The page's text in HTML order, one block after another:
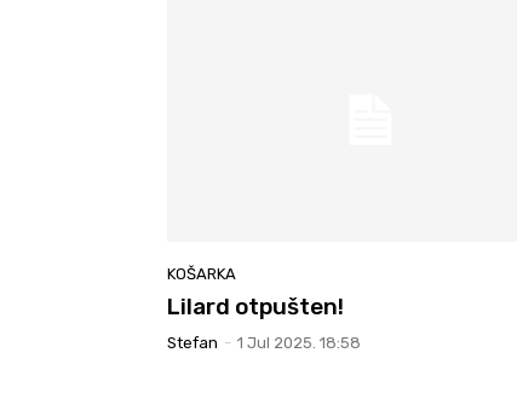
KOŠARKA
Lilard otpušten!
Stefan - 1 Jul 2025. 18:58